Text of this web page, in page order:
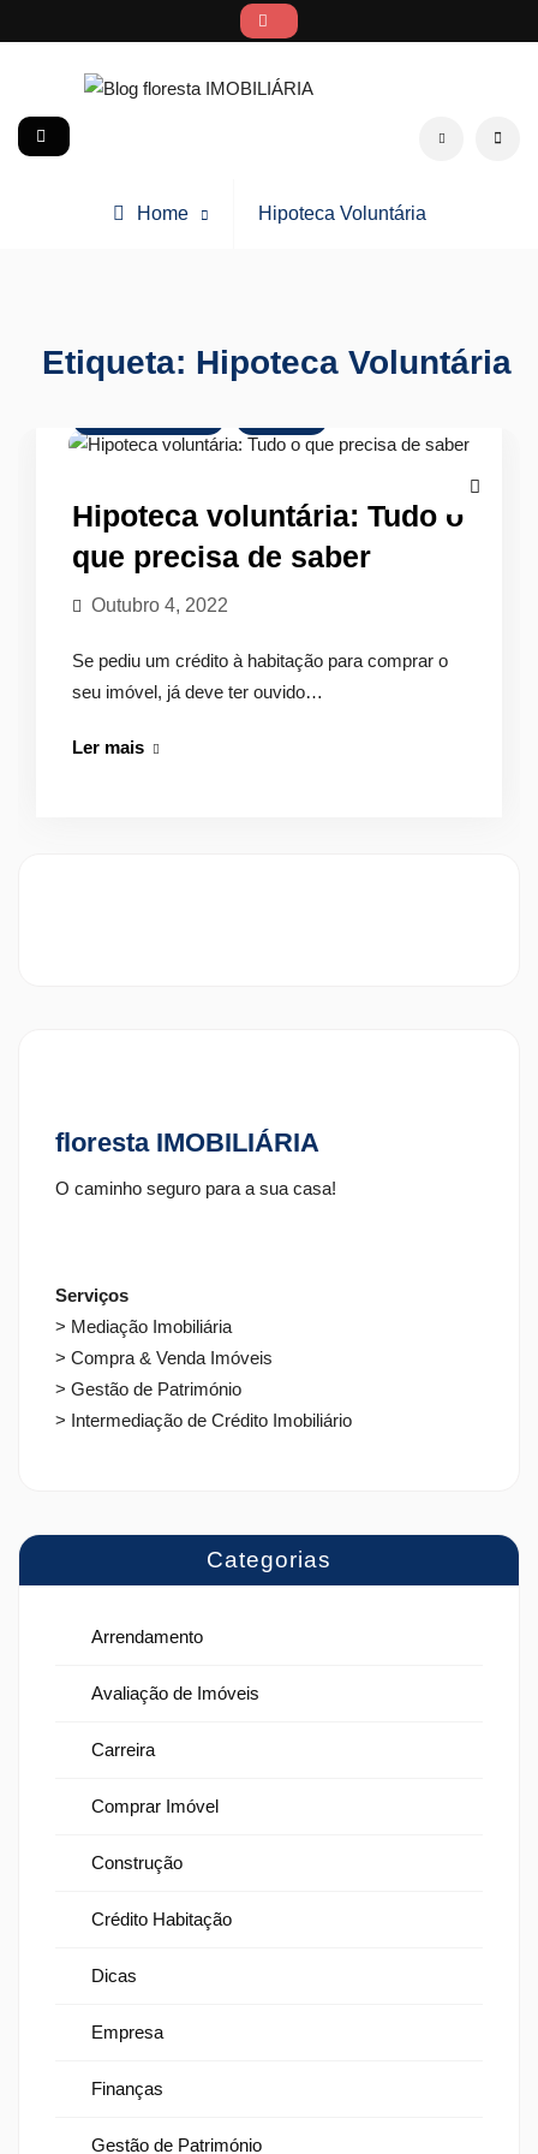
to
Blog floresta IMOBILIÁRIA Search social
Home
Posts
Hipoteca Voluntária
Etiqueta: Hipoteca Voluntária
Hipoteca voluntária: Tudo o
que precisa de saber
Outubro 4, 2022
Se pediu um crédito à habitação para comprar o
seu imóvel, já deve ter ouvido…
Ler maisHipoteca
floresta IMOBILIÁRIA
O caminho seguro para a sua casa!
Serviços
> Mediação Imobiliária
> Compra & Venda Imóveis
> Gestão de Património
> Intermediação de Crédito Imobiliário
Categorias
Arrendamento
Avaliação de Imóveis
Carreira
Comprar Imóvel
Construção
Crédito Habitação
Dicas
Empresa
Finanças
Gestão de Património